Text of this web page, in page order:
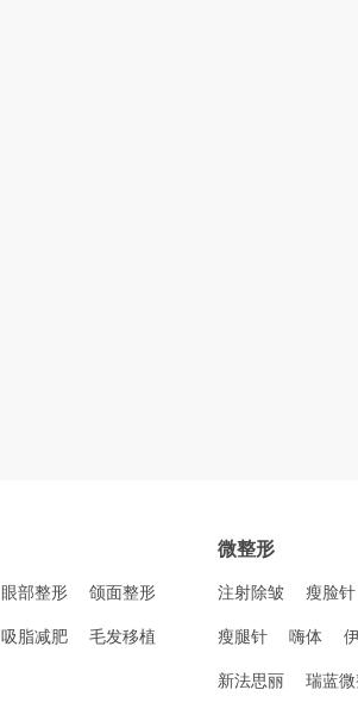
眼部整形 颌面整形
吸脂减肥 毛发移植
微整形
注射除皱 瘦脸针
瘦腿针 嗨体
新法思丽 瑞蓝